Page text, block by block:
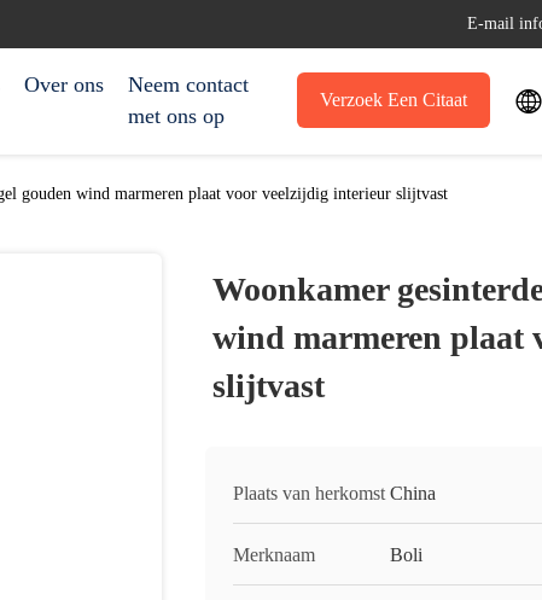
E-mail
Over ons
Neem contact
met ons op
Verzoek Een Citaat 
gouden wind marmeren plaat voor veelzijdig interieur slijtvast
Woonkamer
wind marmeren plaat
slijtvast
Plaats van herkomst China
Merknaam Boli